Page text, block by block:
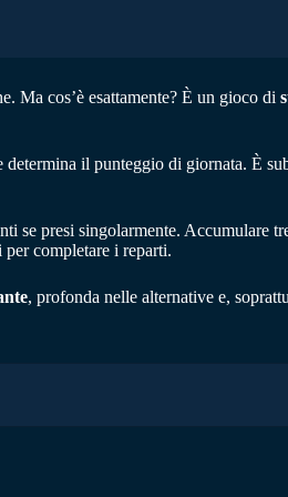
Ma cos’è esattamente? È un gioco di
il punteggio di giornata. È
se presi singolarmente. Accumulare
completare i reparti.
, profonda nelle alternative e,